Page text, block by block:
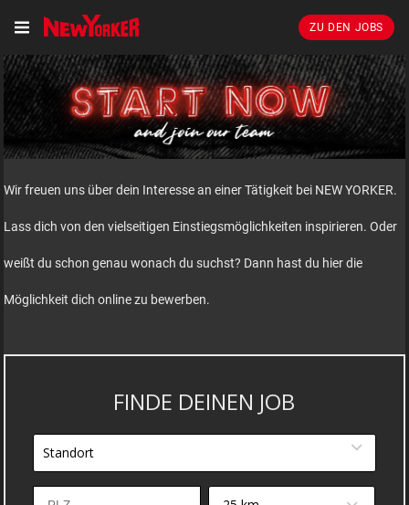
ZU DEN JOBS
Wir freuen uns über dein Interesse an einer Tätigkeit bei NEW YORKER.
Lass dich von den vielseitigen Einstiegsmöglichkeiten inspirieren. Oder
weißt du schon genau wonach du suchst? Dann hast du hier die
Möglichkeit dich online zu bewerben.
FINDE DEINEN JOB
Standort